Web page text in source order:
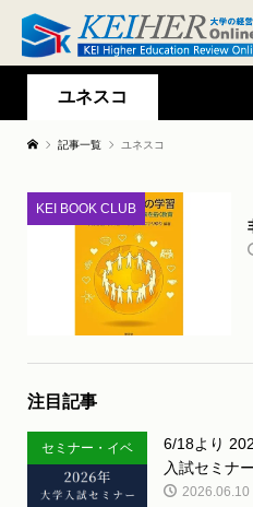
ユネスコ
記事一覧 ユネスコ
KEI BOOK CLUB
注目記事
セミナー・イベ
ント
6/18より
入試セミナ
2026.06.10